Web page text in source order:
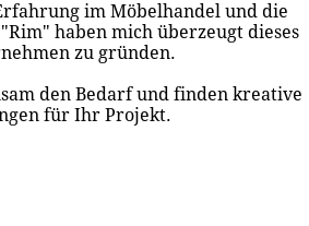
im Möbelhandel und die
haben mich überzeugt dieses
zu gründen.
den Bedarf und finden kreative
für Ihr Projekt.